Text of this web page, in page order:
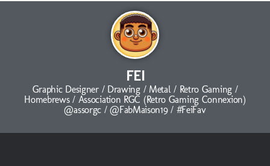
FEI
Graphic Designer / Drawing / Metal / Retro Gaming /
Homebrews / Association RGC (Retro Gaming Connexion)
@assorgc / @FabMaison19 / #FeiFav